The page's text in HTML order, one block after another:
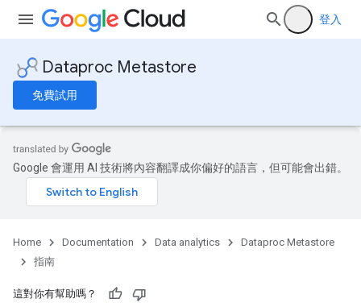
登入
Dataproc Metastore
免費試用
Google 會運用 AI 技術將內容翻譯成你偏好的語言，但可能會出錯。
Home Documentation Data analytics
Dataproc Metastore
指南
這對你有幫助嗎？